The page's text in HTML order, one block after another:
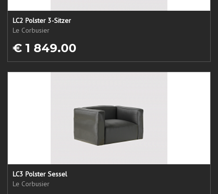
LC2 Polster 3-Sitzer
Le Corbusier
€ 1 849.00
LC3 Polster Sessel
Le Corbusier